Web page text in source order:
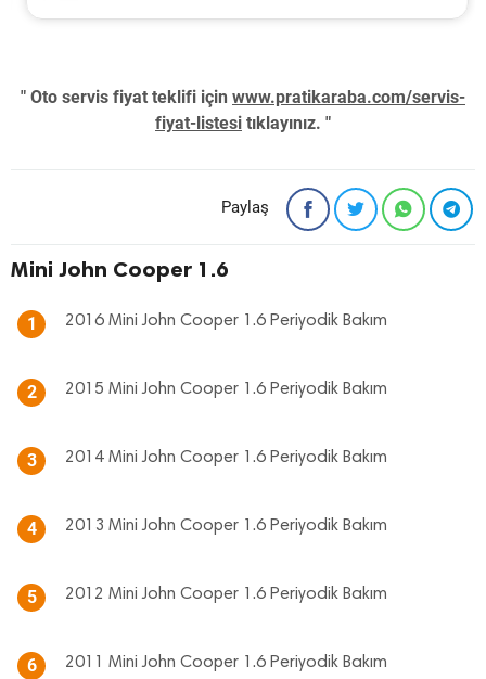
" Oto servis fiyat teklifi için www.pratikaraba.com/servis-
fiyat-listesi tıklayınız. "
Paylaş
Mini John Cooper 1.6
1 2016 Mini John Cooper 1.6 Periyodik Bakım
2 2015 Mini John Cooper 1.6 Periyodik Bakım
3 2014 Mini John Cooper 1.6 Periyodik Bakım
4 2013 Mini John Cooper 1.6 Periyodik Bakım
5 2012 Mini John Cooper 1.6 Periyodik Bakım
6 2011 Mini John Cooper 1.6 Periyodik Bakım